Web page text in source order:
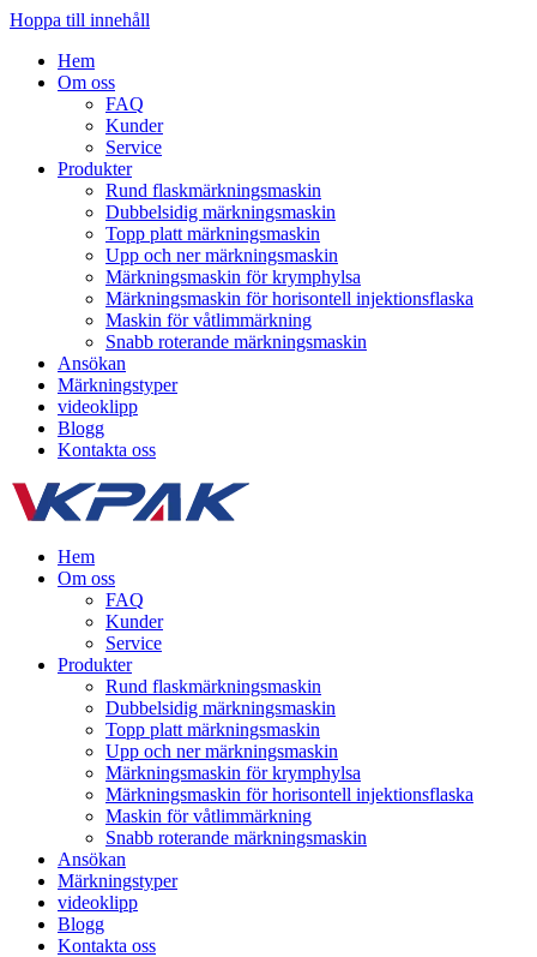
Hoppa till innehåll
Hem
Om oss
FAQ
Kunder
Service
Produkter
Rund flaskmärkningsmaskin
Dubbelsidig märkningsmaskin
Topp platt märkningsmaskin
Upp och ner märkningsmaskin
Märkningsmaskin för krymphylsa
Märkningsmaskin för horisontell injektionsflaska
Maskin för våtlimmärkning
Snabb roterande märkningsmaskin
Ansökan
Märkningstyper
videoklipp
Blogg
Kontakta oss
Hem
Om oss
FAQ
Kunder
Service
Produkter
Rund flaskmärkningsmaskin
Dubbelsidig märkningsmaskin
Topp platt märkningsmaskin
Upp och ner märkningsmaskin
Märkningsmaskin för krymphylsa
Märkningsmaskin för horisontell injektionsflaska
Maskin för våtlimmärkning
Snabb roterande märkningsmaskin
Ansökan
Märkningstyper
videoklipp
Blogg
Kontakta oss